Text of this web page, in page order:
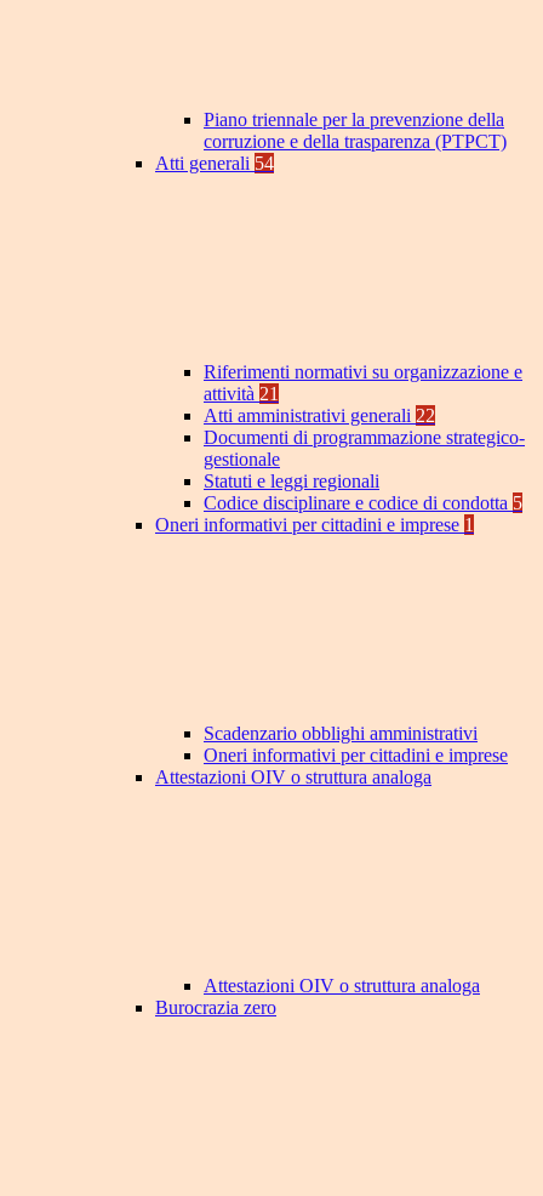
Piano triennale per la prevenzione della
corruzione e della trasparenza (PTPCT)
Atti generali 54
Riferimenti normativi su organizzazione e
attività 21
Atti amministrativi generali 22
Documenti di programmazione strategico-
gestionale
Statuti e leggi regionali
Codice disciplinare e codice di condotta 5
Oneri informativi per cittadini e imprese 1
Scadenzario obblighi amministrativi
Oneri informativi per cittadini e imprese
Attestazioni OIV o struttura analoga
Attestazioni OIV o struttura analoga
Burocrazia zero